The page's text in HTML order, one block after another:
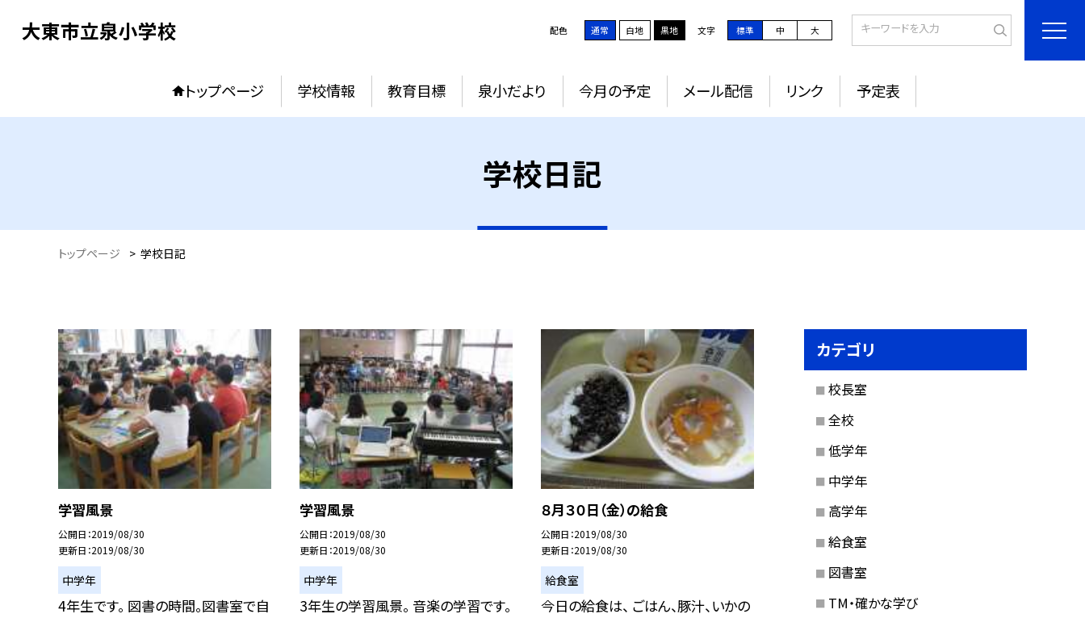
大東市立泉小学校 配色 通常 白地 黒地 文字 標準 中 大
トップページ 学校情報 教育目標 泉小だより 今月の予定 メール配信 リンク 予定表
学校日記
トップページ > 学校日記
学習風景
公開日 2019/08/30
更新日 2019/08/30
中学年
4年生です。 図書の時間。図書室で自
学習風景
公開日 2019/08/30
更新日 2019/08/30
中学年
3年生の学習風景。 音楽の学習です。
８月３０日（金）の給食
公開日 2019/08/30
更新日 2019/08/30
給食室
今日の給食は、 ごはん、豚汁、いかの
カテゴリ
校長室
全校
低学年
中学年
高学年
給食室
図書室
TM・確かな学び